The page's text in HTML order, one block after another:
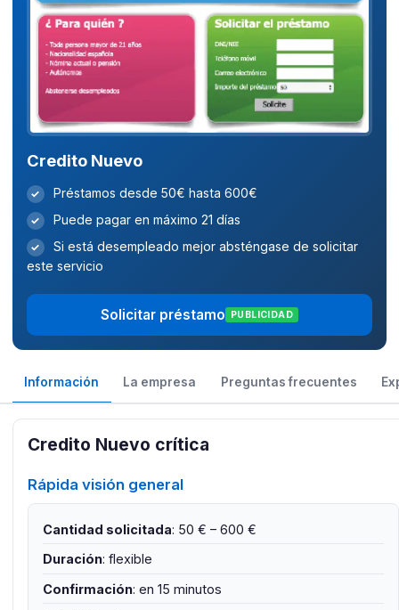
Credito Nuevo
✓ Préstamos desde 50€ hasta 600€
✓ Puede pagar en máximo 21 días
✓
Si está desempleado mejor absténgase de solicitar
este servicio
Solicitar préstamo PUBLICIDAD
Información La empresa Preguntas frecuentes
Credito Nuevo crítica
Rápida visión general
Cantidad solicitada: 50 € – 600 €
Duración: flexible
Confirmación: en 15 minutos